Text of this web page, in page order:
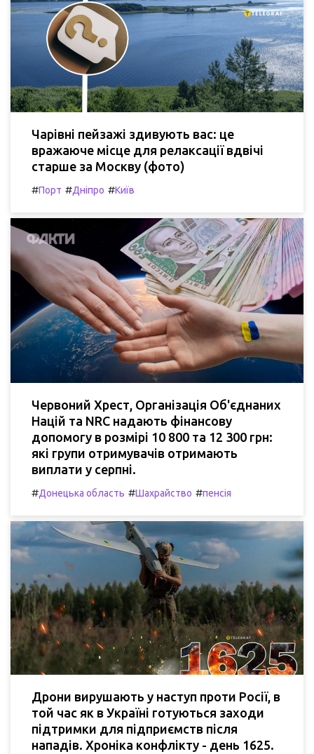
Чарівні пейзажі здивують вас: це
вражаюче місце для релаксації вдвічі
старше за Москву (фото)
#Порт #Дніпро #Київ
Червоний Хрест, Організація Об'єднаних
Націй та NRC надають фінансову
допомогу в розмірі 10 800 та 12 300 грн:
які групи отримувачів отримають
виплати у серпні.
#Донецька область #Шахрайство #пенсія
Дрони вирушають у наступ проти Росії, в
той час як в Україні готуються заходи
підтримки для підприємств після
нападів. Хроніка конфлікту - день 1625.